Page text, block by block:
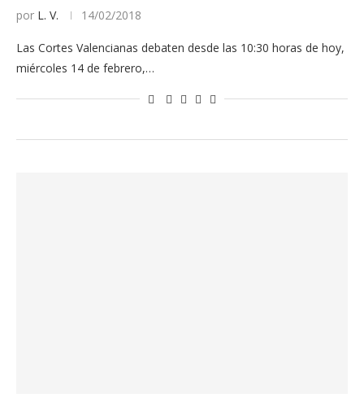
por L. V. 14/02/2018
Las Cortes Valencianas debaten desde las 10:30 horas de hoy,
miércoles 14 de febrero,…